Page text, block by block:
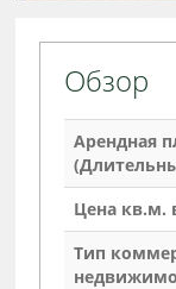
Обзор
Арендная
Цена кв.м.
Тип